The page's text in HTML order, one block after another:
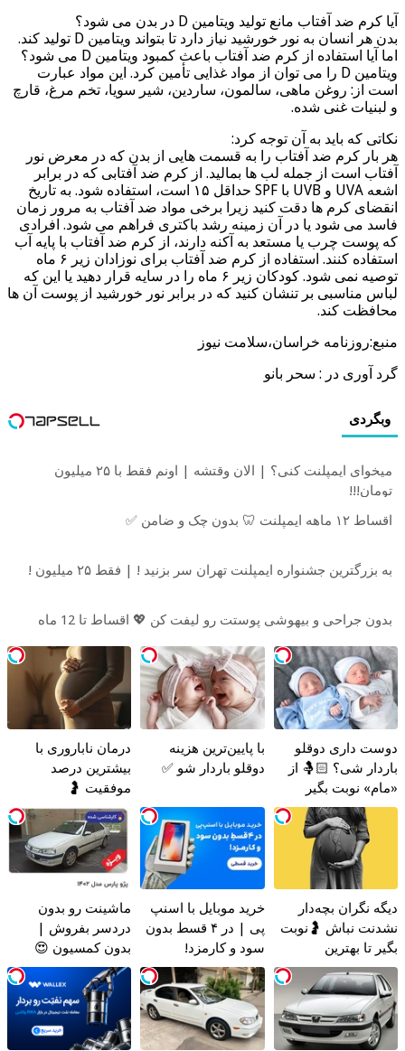
آیا کرم ضد آفتاب مانع تولید ویتامین D در بدن می شود؟
بدن هر انسان به نور خورشید نیاز دارد تا بتواند ویتامین D تولید کند.
اما آیا استفاده از کرم ضد آفتاب باعث کمبود ویتامین D می شود؟
ویتامین D را می توان از مواد غذایی تأمین کرد. این مواد عبارت
است از: روغن ماهی، سالمون، ساردین، شیر سویا، تخم مرغ، قارچ
و لبنیات غنی شده.
نکاتی که باید به آن توجه کرد:
هر بار کرم ضد آفتاب را به قسمت هایی از بدن که در معرض نور
آفتاب است از جمله لب ها بمالید. از کرم ضد آفتابی که در برابر
اشعه UVA و UVB با SPF حداقل ۱۵ است، استفاده شود. به تاریخ
انقضای کرم ها دقت کنید زیرا برخی مواد ضد آفتاب به مرور زمان
فاسد می شود یا در آن زمینه رشد باکتری فراهم می شود. افرادی
که پوست چرب یا مستعد به آکنه دارند، از کرم ضد آفتاب با پایه آب
استفاده کنند. استفاده از کرم ضد آفتاب برای نوزادان زیر ۶ ماه
توصیه نمی شود. کودکان زیر ۶ ماه را در سایه قرار دهید یا این که
لباس مناسبی بر تنشان کنید که در برابر نور خورشید از پوست آن ها
محافظت کند.
منبع:روزنامه خراسان،سلامت نیوز
گرد آوری در : سحر بانو
وبگردی
میخوای ایمپلنت کنی؟ | الان وقتشه | اونم فقط با ۲۵ میلیون
تومان!!!
اقساط ۱۲ ماهه ایمپلنت 🦷 بدون چک و ضامن ✅
به بزرگترین جشنواره ایمپلنت تهران سر بزنید ! | فقط ۲۵ میلیون !
بدون جراحی و بیهوشی پوستت رو لیفت کن 💖 اقساط تا 12 ماه
دوست داری دوقلو
باردار شی؟ 🤱🏻 از
«مام» نوبت بگیر
با پایین‌ترین هزینه
دوقلو باردار شو ✅
درمان ناباروری با
بیشترین درصد
موفقیت 🤰
دیگه نگران بچه‌دار
نشدنت نباش 🤰نوبت
بگیر تا بهترین
متخصصان درمانت
کنن
خرید موبایل با اسنپ
پی | در ۴ قسط بدون
سود و کارمزد!
ماشینت رو بدون
دردسر بفروش |
بدون کمسیون 😍